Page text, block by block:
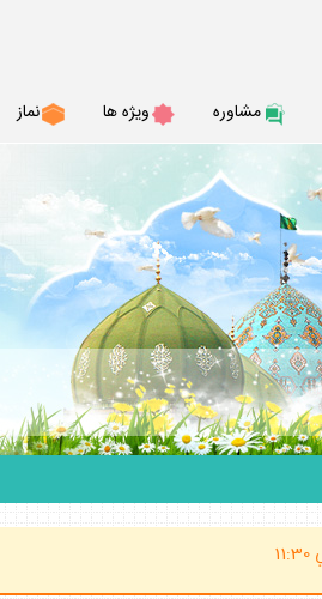
مشاوره ويژه ها نماز
(ساعت پاسخگوي احكام شرعي 20 الي 21:30 شب10 صبح الي 11:30